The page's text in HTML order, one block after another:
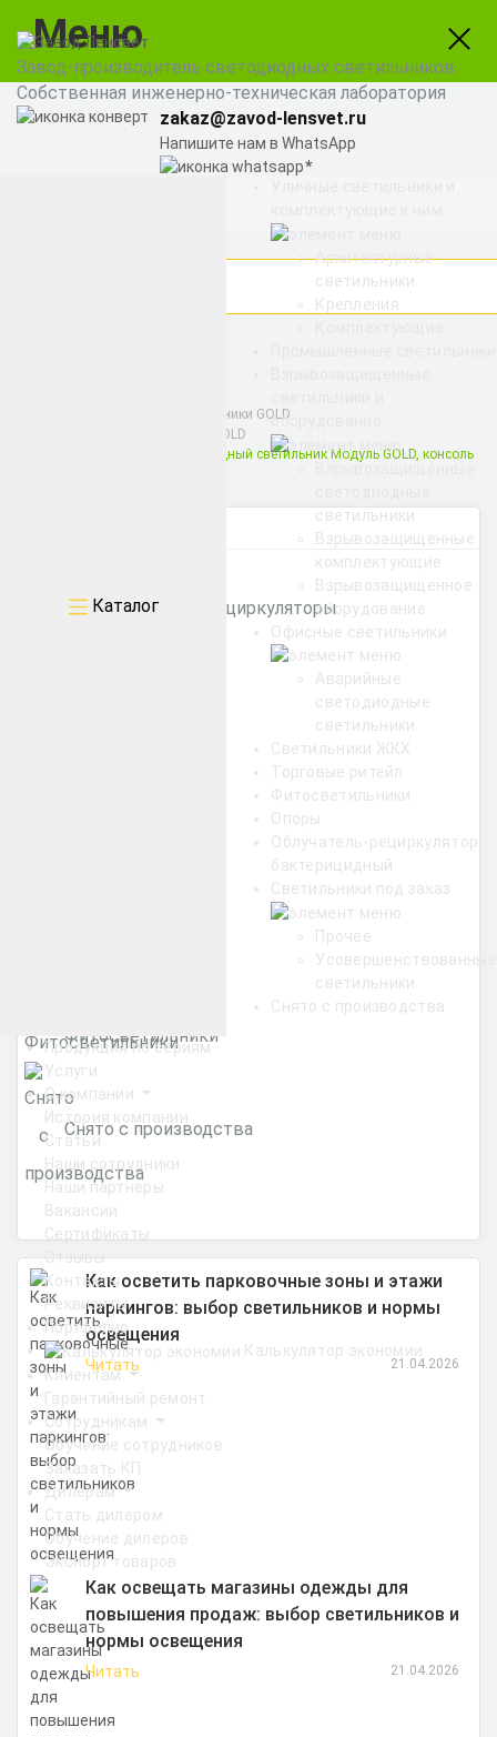
Меню
Завод-производитель светодиодных светильников
Собственная инженерно-техническая лаборатория
zakaz@zavod-lensvet.ru
Напишите нам в WhatsApp
Каталог
Архитектурные
светильники
Крепления
оборудование
Взрывозащищенные
светильники
Взрывозащищенные
комплектующие
Взрывозащищенное
оборудование
Офисные светильники
Аварийные
светодиодные
светильники
Светильники ЖКХ
Торговые ритейл
Фитосветильники
Опоры
Облучатель-рециркулятор
бактерицидный
Светильники под заказ
Прочее
Усовершенствованные
светильники
Снято с производства
Продукция по сериям
Услуги
О компании
История компании
Статьи
Наши сотрудники
Наши партнеры
Вакансии
Сертификаты
Отзывы
Контакты
Реквизиты
Портфолио
Калькулятор экономии
Клиентам
Гарантийный ремонт
Сотрудникам
Обучение сотрудников
Заказать КП
Дилерам
Стать дилером
Обучение дилеров
Экспорт товаров
Низковольтные светильники GOLD
Низковольтный Модуль GOLD
Низковольтный светодиодный светильник Модуль GOLD, консоль
Бактерицидные рециркуляторы
Фитосветильники
Снято с производства
Как осветить парковочные зоны и этажи
паркингов: выбор светильников и нормы
освещения
Читать 21.04.2026
Как освещать магазины одежды для
повышения продаж: выбор светильников и
нормы освещения
Читать 21.04.2026